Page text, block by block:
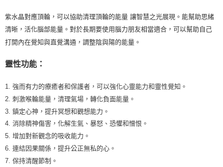
紫水晶對應頂輪，可以協助清理頂輪的能量 讓智慧之光展現。能幫助思緒
清晰，活化腦部能量。對於長期要使用腦力朋友相當適合，可以幫助自己
打開內在覺知與直覺溝通，調整陰與陽的能量。
靈性功能：
1. 強而有力的療癒者和保護者，可以強化心靈能力和靈性覺知。
2. 刺激喉輪能量，清理氣場，轉化負面能量。
3. 鎮定心神，提升冥想和觀想能力。
4. 消除精神傷害，化解生氣、暴怒、恐懼和憎恨。
5. 增加對新觀念的吸收能力。
6. 連結因果關係，提升公正無私的心。
7. 保持清醒節制。